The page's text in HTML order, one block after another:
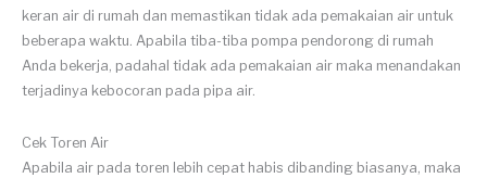
keran air di rumah dan memastikan tidak ada pemakaian air untuk
beberapa waktu. Apabila tiba-tiba pompa pendorong di rumah
Anda bekerja, padahal tidak ada pemakaian air maka menandakan
terjadinya kebocoran pada pipa air.
Cek Toren Air
Apabila air pada toren lebih cepat habis dibanding biasanya, maka